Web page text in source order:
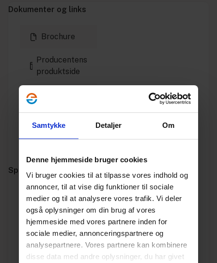
Samtykke Detaljer Om
Denne hjemmeside bruger cookies
Vi bruger cookies til at tilpasse vores indhold og
annoncer, til at vise dig funktioner til sociale
medier og til at analysere vores trafik. Vi deler
også oplysninger om din brug af vores
hjemmeside med vores partnere inden for
sociale medier, annonceringspartnere og
analysepartnere. Vores partnere kan kombinere
disse data med andre oplysninger, du har givet
Dokumenter og links
Brochure
Producentens
produktside
Installationsvejledning
Producentens
Specifikationer
Varenummer 10180080
Vægt 0.099
Enhed STK.